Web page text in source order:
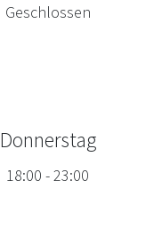
Geschlossen
Donnerstag
18:00 -23:00